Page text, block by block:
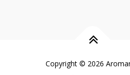
Copyright © 2026